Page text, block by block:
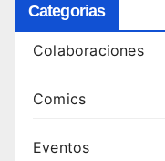
Categorias
Colaboraciones
Comics
Eventos